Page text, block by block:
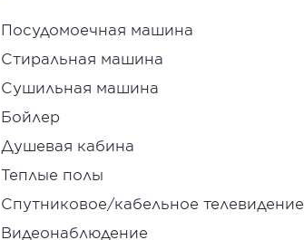
Посудомоечная машина
Стиральная машина
Сушильная машина
Бойлер
Душевая кабина
Теплые полы
Спутниковое/кабельное телевидение
Видеонаблюдение